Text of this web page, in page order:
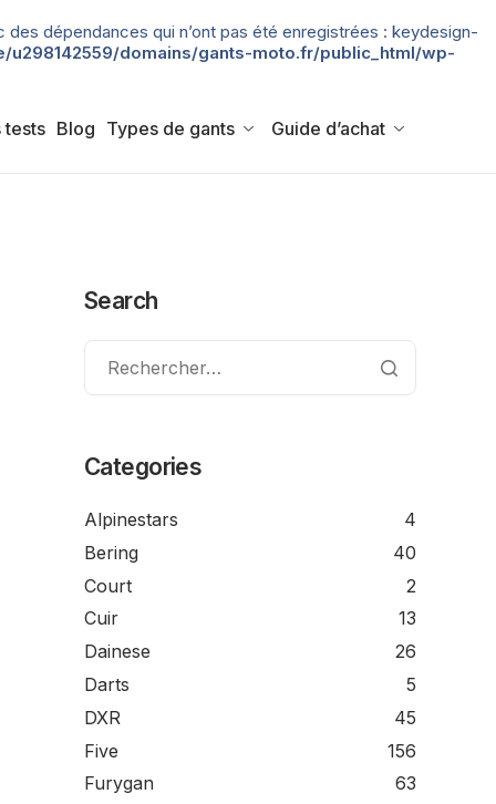
dépendances qui n’ont pas été enregistrées : keydesign-
u298142559/domains/gants-moto.fr/public_html/wp-
tests Blog Types de gants Guide d’achat
Search
Categories
Alpinestars
4
Bering
40
Court
2
Cuir
13
Dainese
26
Darts
5
DXR
45
Five
156
Furygan
63